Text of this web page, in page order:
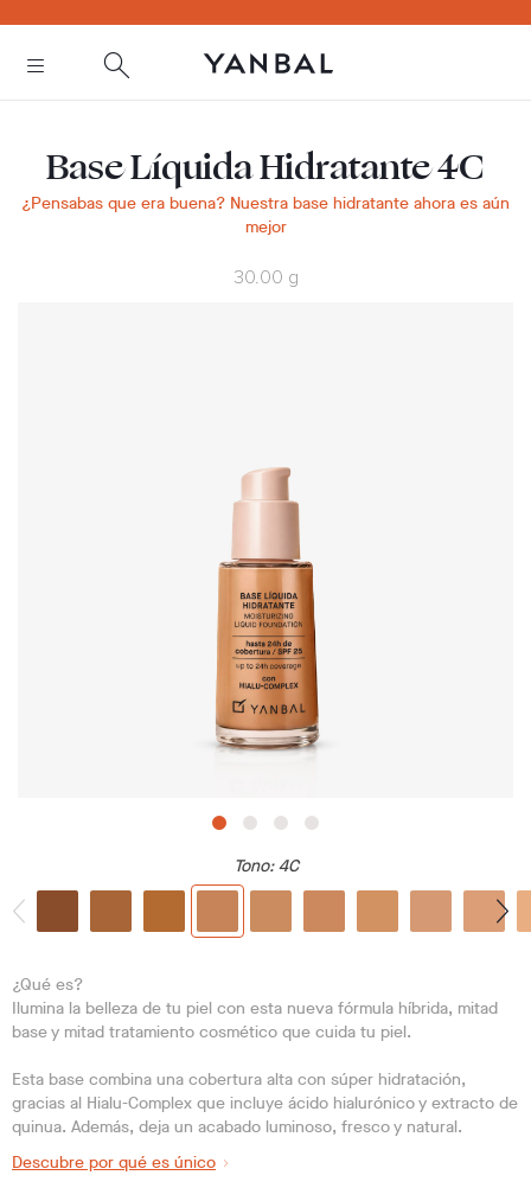
Base Líquida Hidratante 4C
¿Pensabas que era buena? Nuestra base hidratante ahora es aún
mejor
30.00 g
Tono: 4C
¿Qué es?
Ilumina la belleza de tu piel con esta nueva fórmula híbrida, mitad
base y mitad tratamiento cosmético que cuida tu piel.
Esta base combina una cobertura alta con súper hidratación,
gracias al Hialu-Complex que incluye ácido hialurónico y extracto de
quinua. Además, deja un acabado luminoso, fresco y natural.
Descubre por qué es único